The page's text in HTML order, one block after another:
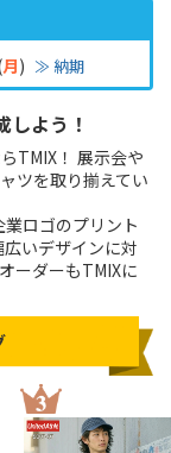
月) ≫ 納期
よう！
TMIX！ 展示会や
ツを取り揃えてい
ロゴのプリント
広いデザインに対
ーダーもTMIXに